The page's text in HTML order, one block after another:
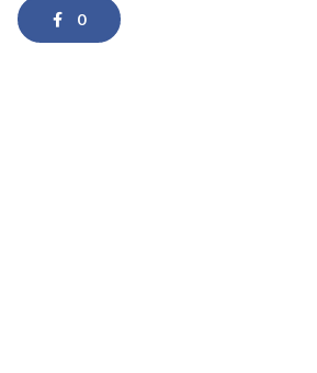
0